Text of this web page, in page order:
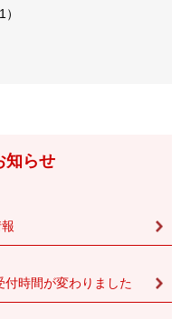
知らせ
付時間が変わりました